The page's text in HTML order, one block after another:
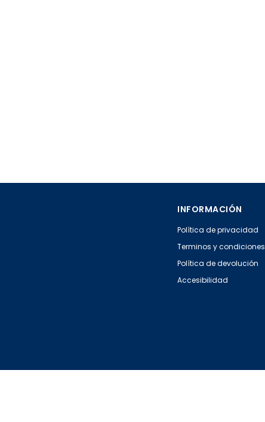
INFORMACIÓN
Política de privacidad
Terminos y condiciones
Política de devolución
Accesibilidad